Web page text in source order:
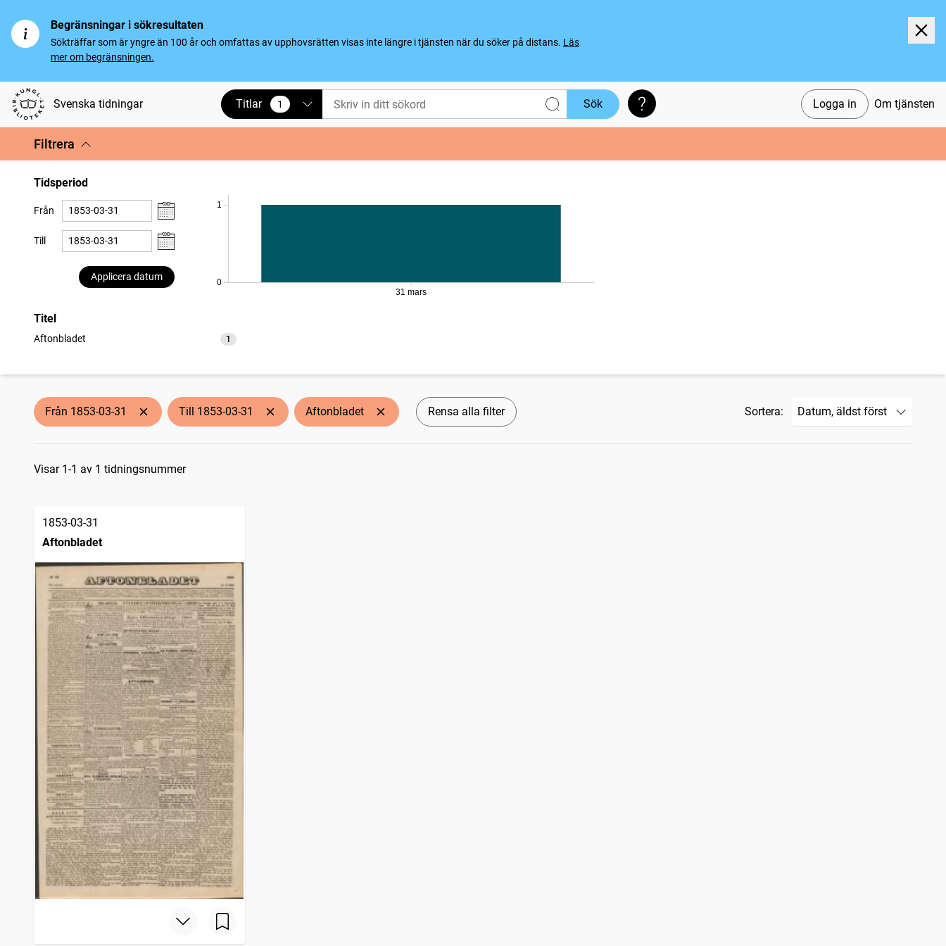
Begränsningar i sökresultaten
Sökträffar som är yngre än 100 år och omfattas av upphovsrätten visas inte längre i tjänsten när du söker på distans. Läs
mer om begränsningen.
Svenska tidningar Logga in Om tjänsten
Titlar 1
vald Sök Söktips
Filtrera
Tidsperiod
Från
Till
Applicera datum
0
1
31 mars
Titel
Aftonbladet 1
träffar
Från 1853-03-31 Till 1853-03-31 Aftonbladet Rensa alla filter Sortera:
Sökresultat
Visar 1-1 av 1 tidningsnummer
1853-03-31
Aftonbladet